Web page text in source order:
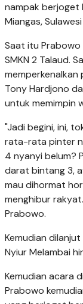
nampak berjoget
Miangas,
Saat itu
SMKN 2 Talaud.
memperkenalkan
Tony Hardjono
untuk memimpin
"Jadi begini, ini,
rata-rata pinter
4 nyanyi belum?
darat bintang 3,
mau dihormat
menghibur
Prabowo.
Kemudian dilanjut
Nyiur Melambai
Kemudian acara
Prabowo